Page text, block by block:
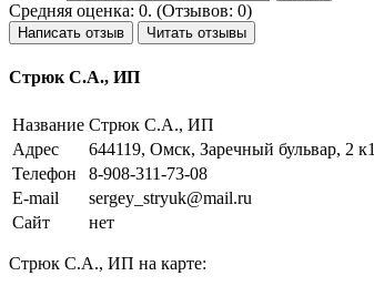
Средняя оценка: 0. (Отзывов: 0)
Написать отзыв Читать отзывы
Стрюк С.А., ИП
Название Стрюк С.А., ИП
Адрес
644119, Омск, Заречный бульвар, 2 к1
Телефон
8-908-311-73-08
E-mail
sergey_stryuk@mail.ru
Сайт
нет
Стрюк С.А., ИП на карте: